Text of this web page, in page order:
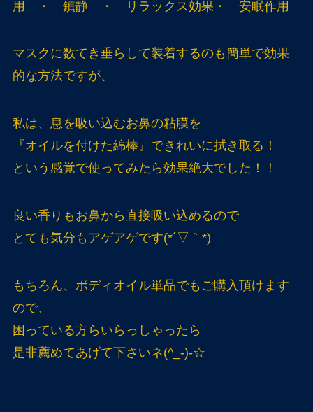
用 ・ 鎮静 ・ リラックス効果・ 安眠作用
マスクに数てき垂らして装着するのも簡単で効果
的な方法ですが、
私は、息を吸い込むお鼻の粘膜を
『オイルを付けた綿棒』できれいに拭き取る！
という感覚で使ってみたら効果絶大でした！！
良い香りもお鼻から直接吸い込めるので
とても気分もアゲアゲです(*´▽｀*)
もちろん、ボディオイル単品でもご購入頂けます
ので、
困っている方らいらっしゃったら
是非薦めてあげて下さいネ(^_-)-☆